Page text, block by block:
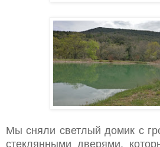
Мы сняли светлый домик с
стеклянными дверями,